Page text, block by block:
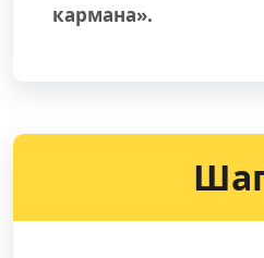
кармана».